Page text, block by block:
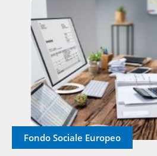
Fondo Sociale Europeo